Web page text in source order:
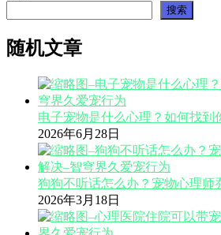
搜索
随机文章
电子宠物是什么心理？如何找到
2026年6月28日
狗狗不听话怎么办？宠物心理师
2026年3月18日